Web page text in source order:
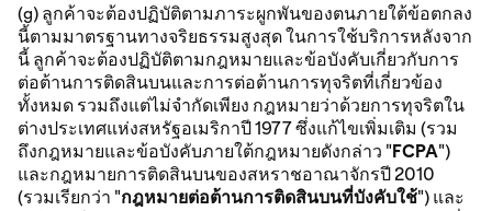
(g) ลูกค้าจะต้องปฏิบัติตามภาระผูกพันของตนภายใต้ข้อตกลง
นี้ตามมาตรฐานทางจริยธรรมสูงสุด ในการใช้บริการหลังจาก
นี้ ลูกค้าจะต้องปฏิบัติตามกฎหมายและข้อบังคับเกี่ยวกับการ
ต่อต้านการติดสินบนและการต่อต้านการทุจริตที่เกี่ยวข้อง
ทั้งหมด รวมถึงแต่ไม่จำกัดเพียง กฎหมายว่าด้วยการทุจริตใน
ต่างประเทศแห่งสหรัฐอเมริกาปี 1977 ซึ่งแก้ไขเพิ่มเติม (รวม
ถึงกฎหมายและข้อบังคับภายใต้กฎหมายดังกล่าว "FCPA")
และกฎหมายการติดสินบนของสหราชอาณาจักรปี 2010
(รวมเรียกว่า "กฎหมายต่อต้านการติดสินบนที่บังคับใช้") และ